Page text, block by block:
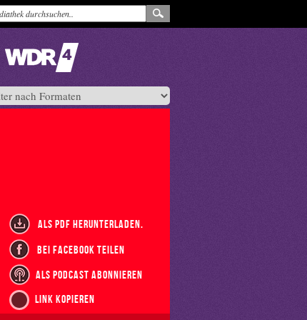
als PDF herunterladen.
bei Facebook teilen
als Podcast abonnieren
Link kopieren